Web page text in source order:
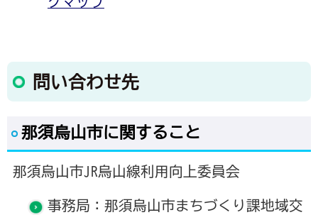
問い合わせ先
那須烏山市に関すること
那須烏山市JR烏山線利用向上委員会
事務局：那須烏山市まちづくり課地域交